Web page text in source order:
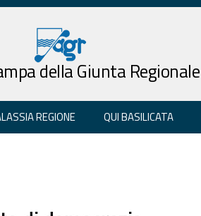
della Giunta Regionale
REGIONE QUI BASILICATA